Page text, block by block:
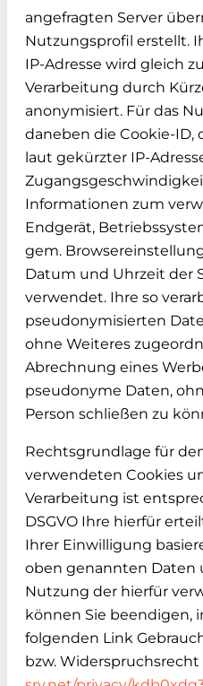
angefragten Server
Nutzungsprofil erstellt.
IP-Adresse wird gleich
Verarbeitung durch
anonymisiert. Für das
daneben die Cookie-ID,
laut gekürzter IP-
Informationen zum
Endgerät,
gem.
Datum und Uhrzeit der
verwendet. Ihre so
pseudonymisierten
ohne Weiteres
Abrechnung eines
pseudonyme Daten,
Person schließen zu
Rechtsgrundlage für
verwendeten Cookies
Verarbeitung ist
DSGVO Ihre hierfür
Ihrer Einwilligung
oben genannten Daten
Nutzung der hierfür
können Sie beendigen,
folgenden Link
bzw.